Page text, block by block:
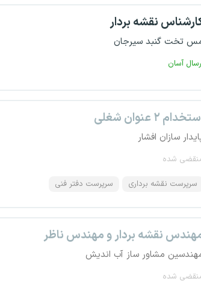
نقشه بردار
تخت گنبد سیرجان
آسان
۲ عنوان شغلی
سازان افشار
شده
سرپرست نقشه برداری سرپرست دفتر فنی
نقشه بردار و مهندس ناظر
مشاور ساز آب اندیش
شده